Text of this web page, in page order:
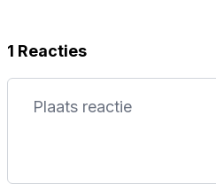
1 Reacties